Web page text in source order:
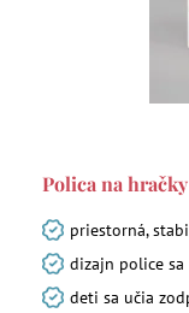
Polica na
priestorná,
dizajn police
deti sa učia